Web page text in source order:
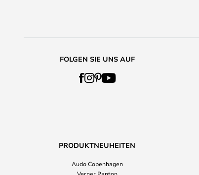
FOLGEN SIE UNS AUF
PRODUKTNEUHEITEN
Audo Copenhagen